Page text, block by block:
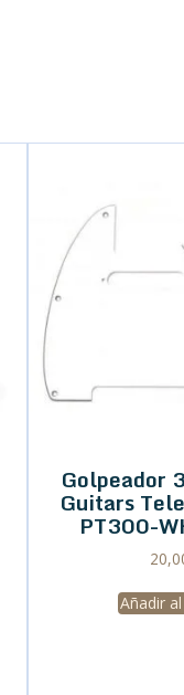
Golpeador
Guitars
PT300-
Añadir